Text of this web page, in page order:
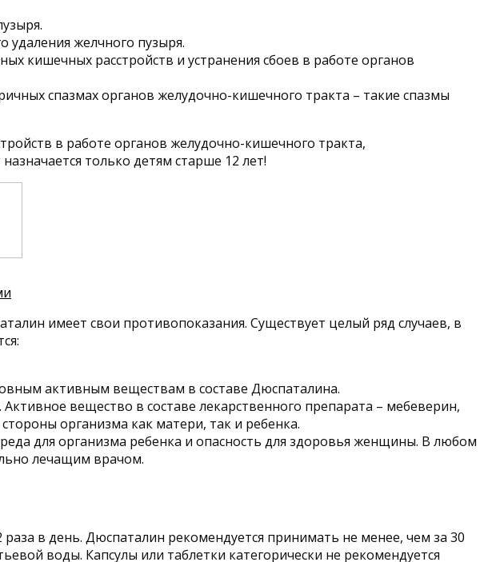
удаления желчного пузыря.
кишечных расстройств и устранения сбоев в работе органов
спазмах органов желудочно-кишечного тракта – такие спазмы
в работе органов желудочно-кишечного тракта,
только детям старше 12 лет!
имеет свои противопоказания. Существует целый ряд случаев, в
активным веществам в составе Дюспаталина.
вещество в составе лекарственного препарата – мебеверин,
организма как матери, так и ребенка.
для организма ребенка и опасность для здоровья женщины. В любом
лечащим врачом.
в день. Дюспаталин рекомендуется принимать не менее, чем за 30
воды. Капсулы или таблетки категорически не рекомендуется